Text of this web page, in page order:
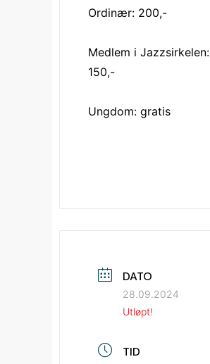
Ordinær: 200,-
Medlem i Jazzsirkelen:
150,-
Ungdom: gratis
DATO
28.09.2024
Utløpt!
TID